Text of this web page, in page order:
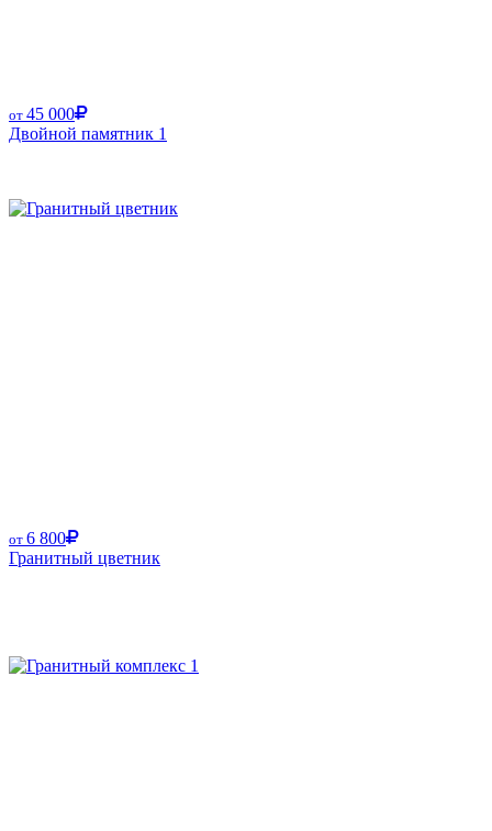
от 45 000
Двойной памятник 1
от 6 800
Гранитный цветник